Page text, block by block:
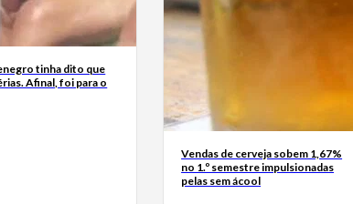
tinha dito que
Afinal, foi para o
Vendas de cerveja sobem 1,67%
no 1.º semestre impulsionadas
pelas sem ácool